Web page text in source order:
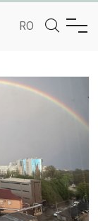
RO